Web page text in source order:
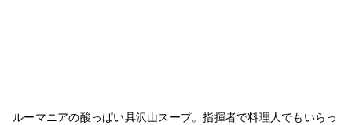
ルーマニアの酸っぱい具沢山スープ。指揮者で料理人でもいらっ